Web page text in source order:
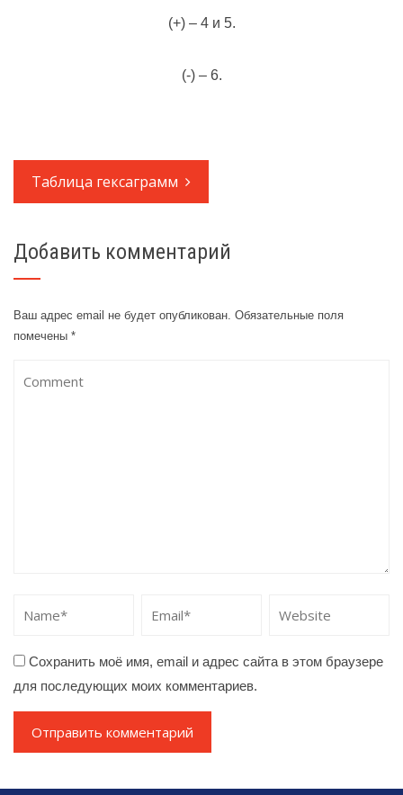
(+) – 4 и 5.
(-) – 6.
Таблица гексаграмм
Добавить комментарий
Ваш адрес email не будет опубликован. Обязательные поля
помечены *
Сохранить моё имя, email и адрес сайта в этом браузере
для последующих моих комментариев.